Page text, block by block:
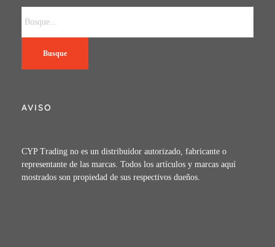
Busque
AVISO
CYP Trading no es un distribuidor autorizado, fabricante o
representante de las marcas. Todos los artículos y marcas aquí
mostrados son propiedad de sus respectivos dueños.